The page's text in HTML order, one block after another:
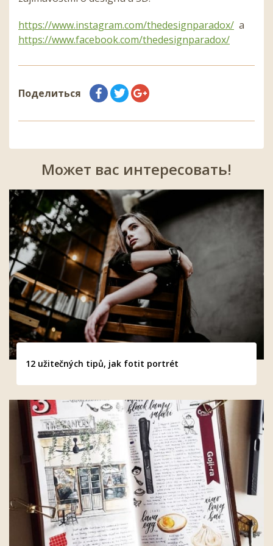
https://www.instagram.com/thedesignparadox/ a
https://www.facebook.com/thedesignparadox/
Поделиться
Может вас интересовать!
12 užitečných tipů, jak fotit portrét